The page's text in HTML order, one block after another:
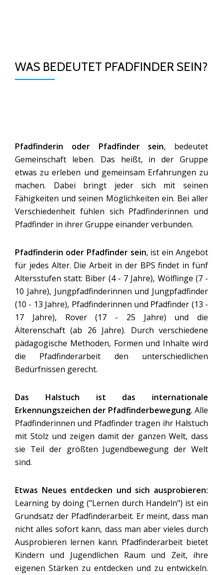
WAS BEDEUTET PFADFINDER SEIN?
Pfadfinderin oder Pfadfinder sein, bedeutet
Gemeinschaft leben. Das heißt, in der Gruppe
etwas zu erleben und gemeinsam Erfahrungen zu
machen. Dabei bringt jeder sich mit seinen
Fähigkeiten und seinen Möglichkeiten ein. Bei aller
Verschiedenheit fühlen sich Pfadfinderinnen und
Pfadfinder in ihrer Gruppe einander verbunden.
Pfadfinderin oder Pfadfinder sein, ist ein Angebot
für jedes Alter. Die Arbeit in der BPS findet in fünf
Altersstufen statt: Biber (4 - 7 Jahre), Wölflinge (7 -
10 Jahre), Jungpfadfinderinnen und Jungpfadfinder
(10 - 13 Jahre), Pfadfinderinnen und Pfadfinder (13 -
17 Jahre), Rover (17 - 25 Jahre) und die
Älterenschaft (ab 26 Jahre). Durch verschiedene
pädagogische Methoden, Formen und Inhalte wird
die Pfadfinderarbeit den unterschiedlichen
Bedürfnissen gerecht.
Das Halstuch ist das internationale
Erkennungszeichen der Pfadfinderbewegung. Alle
Pfadfinderinnen und Pfadfinder tragen ihr Halstuch
mit Stolz und zeigen damit der ganzen Welt, dass
sie Teil der größten Jugendbewegung der Welt
sind.
Etwas Neues entdecken und sich ausprobieren:
Learning by doing ("Lernen durch Handeln") ist ein
Grundsatz der Pfadfinderarbeit. Er meint, dass man
nicht alles sofort kann, dass man aber vieles durch
Ausprobieren lernen kann. Pfadfinderarbeit bietet
Kindern und Jugendlichen Raum und Zeit, ihre
eigenen Stärken zu entdecken und zu entwickeln.